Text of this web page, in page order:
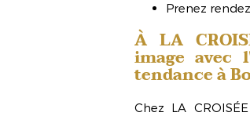
Prenez
À LA
image avec
tendance à
Chez LA